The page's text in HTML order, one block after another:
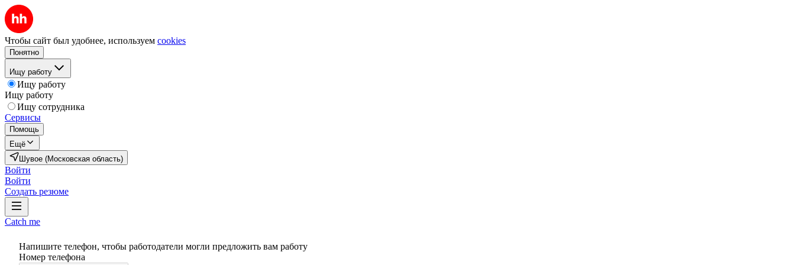
Чтобы сайт был удобнее, используем cookies
Понятно
Ищу работу
Ищу работу
Ищу работу
Ищу сотрудника
Сервисы
Помощь
Ещё
Шувое (Московская область)
Войти
Войти
Создать резюме
Catch me
Напишите телефон, чтобы работодатели могли предложить вам работу
Номер телефона